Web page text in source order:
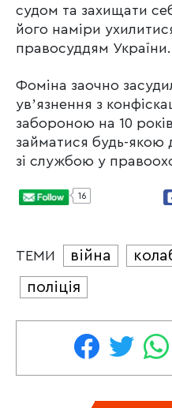
судом та захищати
його наміри ухилитися
правосуддям України.
Фоміна заочно
увʼязнення з
забороною на 10
займатися будь-якою
зі службою у
16
ТЕМИ війна
поліція